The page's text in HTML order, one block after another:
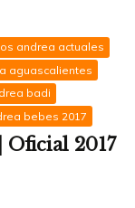
andrea actuales
aguascalientes
badi
bebes 2017
Oficial 2017